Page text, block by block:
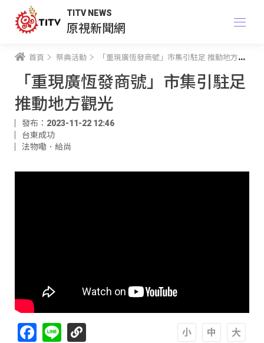
TITV NEWS
原視新聞網
首頁 祭典活動 「重現廣恆發商號」市集引駐足 推動地方觀光
「重現廣恆發商號」市集引駐足
推動地方觀光
發布：2023-11-22 12:46
台東成功
法物嘞．給尚
Facebook
Line